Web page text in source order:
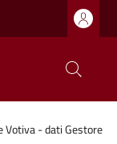
Votiva - dati Gestore